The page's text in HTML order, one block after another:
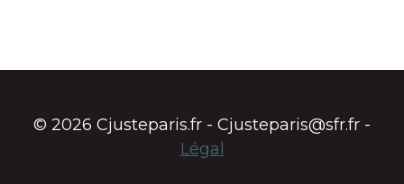
© 2026 Cjusteparis.fr - Cjusteparis@sfr.fr -
Légal